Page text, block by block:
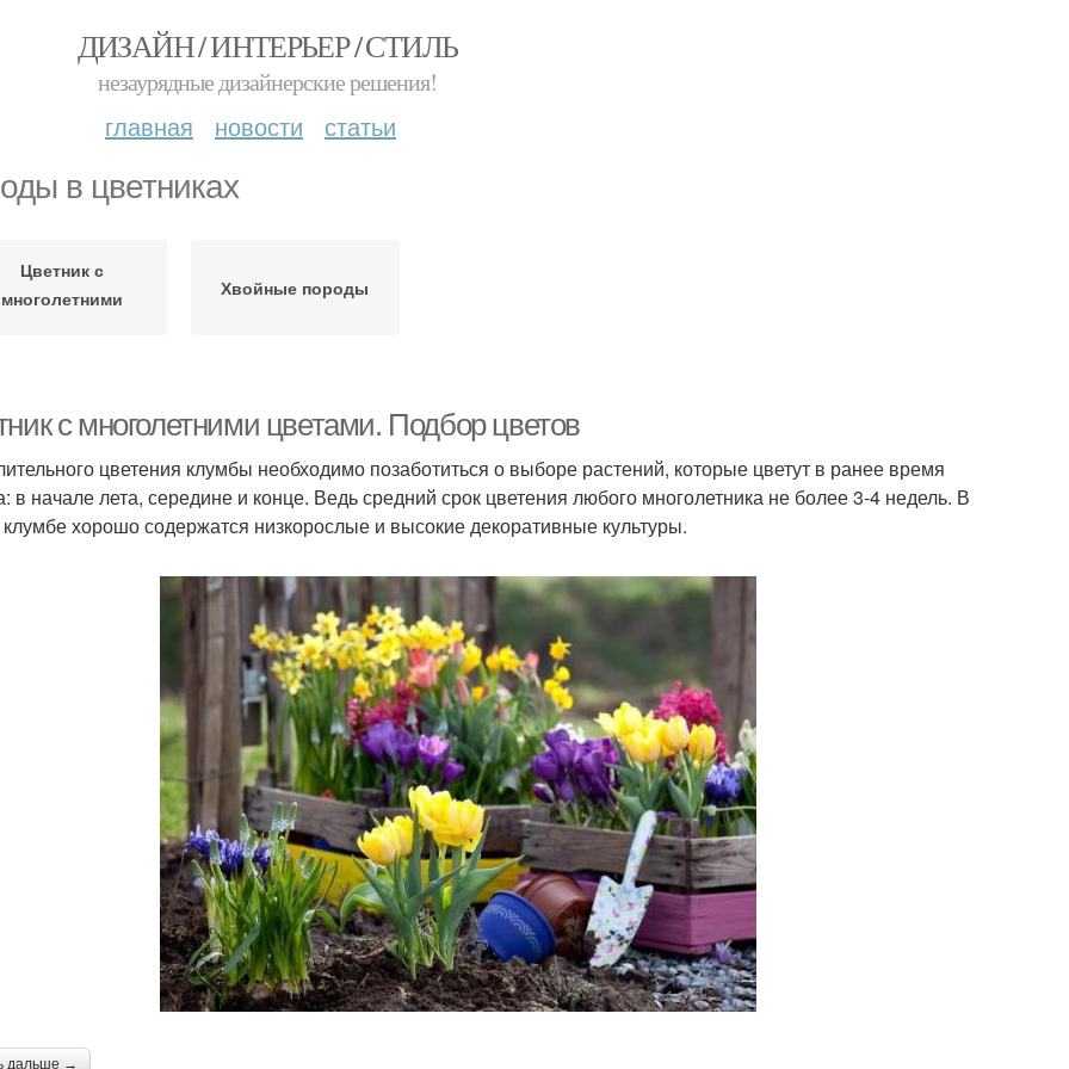
ДИЗАЙН / ИНТЕРЬЕР / СТИЛЬ
незаурядные дизайнерские решения!
главная новости статьи
в цветниках
Цветник с
многолетними
Хвойные породы
с многолетними цветами. Подбор цветов
цветения клумбы необходимо позаботиться о выборе растений, которые цветут в ранее время
в начале лета, середине и конце. Ведь средний срок цветения любого многолетника не более 3-4 недель. В
хорошо содержатся низкорослые и высокие декоративные культуры.
дальше →